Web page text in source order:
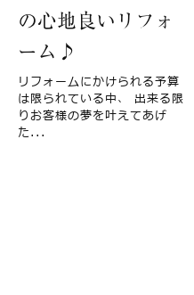
の心地良いリフォ
ーム♪
リフォームにかけられる予算
は限られている中、 出来る限
りお客様の夢を叶えてあげ
た...